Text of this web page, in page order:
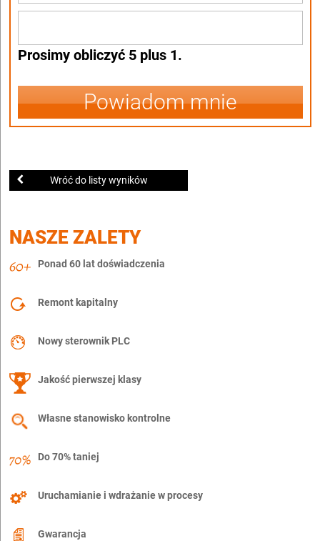
Prosimy obliczyć 5 plus 1.
Powiadom mnie
Wróć do listy wyników
NASZE ZALETY
Ponad 60 lat doświadczenia
Remont kapitalny
Nowy sterownik PLC
Jakość pierwszej klasy
Własne stanowisko kontrolne
Do 70% taniej
Uruchamianie i wdrażanie w procesy
Gwarancja